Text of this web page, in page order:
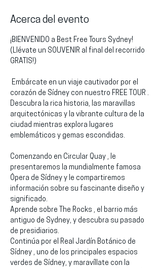
Acerca del evento
¡BIENVENIDO a Best Free Tours Sydney!
(Llévate un SOUVENIR al final del recorrido
GRATIS!)
corazón de Sídney con nuestro FREE TOUR .
Descubra la rica historia, las maravillas
arquitectónicas y la vibrante cultura de la
ciudad mientras explora lugares
emblemáticos y gemas escondidas.
Comenzando en Circular Quay , le
presentaremos la mundialmente famosa
Ópera de Sídney y le compartiremos
información sobre su fascinante diseño y
significado.
Aprende sobre The Rocks , el barrio más
antiguo de Sydney, y descubra su pasado
de presidiarios.
Continúa por el Real Jardín Botánico de
Sídney , uno de los principales espacios
verdes de Sídney, y maravíllate con la